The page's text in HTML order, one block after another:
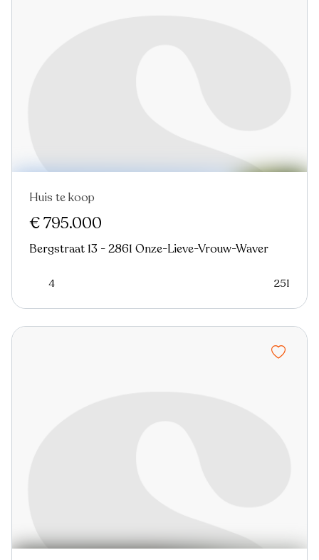
Huis te koop
€ 795.000
Bergstraat 13 - 2861 Onze-Lieve-Vrouw-Waver
4 251